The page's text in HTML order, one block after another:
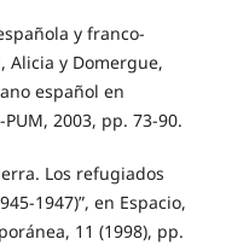
y franco-
Alicia y Domergue,
español en
2003, pp. 73-90.
Los refugiados
1947)”, en Espacio,
11 (1998), pp.